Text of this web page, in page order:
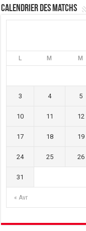
Calendrier des matchs
L M M
« Avr
3 4 5
10 11 12
17 18 19
24 25 26
31